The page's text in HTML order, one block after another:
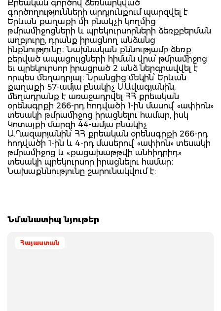
Քրեական գործով ձեռնարկված
գործողությունների արդյունքում պարզվել է
Երևան քաղաքի մի բնակչի կողմից
թմրամիջոցների և պրեկուրսորների ձեռքբերման
աղբյուրը, դրանք իրացնող անձանց
ինքնությունը։ Նախնական քննությամբ ձեռք
բերված ապացույցների հիման վրա՝ թմրամիջոց
եւ պրեկուրսոր իրացրած 2 անձ ներգրավվել է
որպես մեղադրյալ։ Նրանցից մեկին՝ Երևան
քաղաքի 57-ամյա բնակիչ Ս.Ավագյանին,
մեղադրանք է առաջադրվել ՀՀ քրեական
օրենսգրքի 266-րդ հոդվածի 1-ին մասով՝ «ափիոն»
տեսակի թմրամիջոց իրացնելու համար, իսկ
Կոտայքի մարզի 44-ամյա բնակիչ
Ա.Ղազարյանին՝ ՀՀ քրեական օրենսգրքի 266-րդ
հոդվածի 1-ին և 4-րդ մասերով՝ «ափիոն» տեսակի
թմրամիջոց և «քացախաթթվի անհիդրիդ»
տեսակի պրեկուրսոր իրացնելու համար։
Նախաքննությունը շարունակվում է:
Նմանատիպ նյութեր
Հայաստան